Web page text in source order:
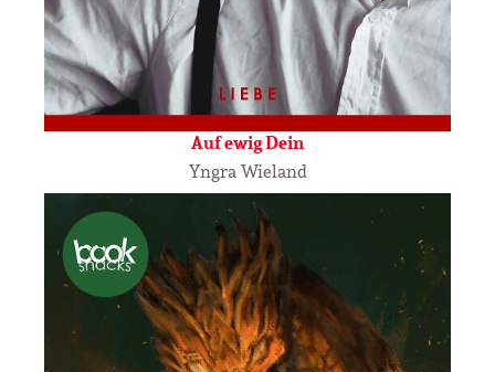
Auf ewig Dein
Yngra Wieland